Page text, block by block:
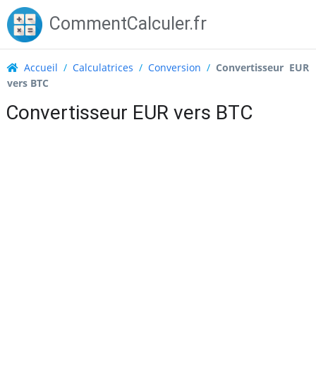
Skip
to
content
CommentCalculer.fr
Accueil / Calculatrices / Conversion / Convertisseur EUR
vers BTC
Convertisseur EUR vers BTC